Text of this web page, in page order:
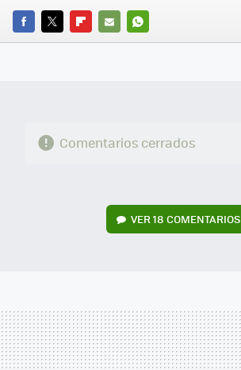
FACEBOOK
TWITTERFLIPBOARD
E-
WHATSAPP
Comentarios cerrados
VER18 COMENTARIOS